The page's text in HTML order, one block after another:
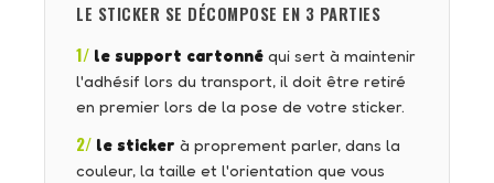
LE STICKER SE DÉCOMPOSE EN 3 PARTIES
1/ le support cartonné qui sert à maintenir
l'adhésif lors du transport, il doit être retiré
en premier lors de la pose de votre sticker.
2/ le sticker à proprement parler, dans la
couleur, la taille et l'orientation que vous